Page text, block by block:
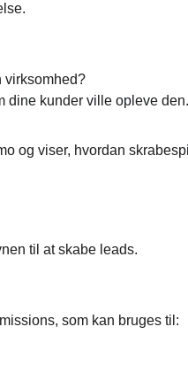
virksomhed?
dine kunder ville opleve den.
og viser, hvordan
til at skabe leads.
som kan bruges til: